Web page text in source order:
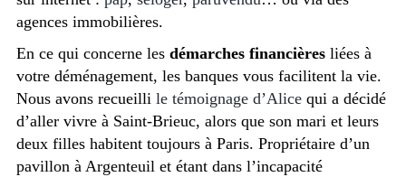
agences immobilières.
En ce qui concerne les démarches financièresliées à
votre déménagement, les banques vous facilitent la vie.
Nous avons recueilli le témoignage d’Alicequi a décidé
d’aller vivre à Saint-Brieuc, alors que son mari et leurs
deux filles habitent toujours à Paris. Propriétaire d’un
pavillon à Argenteuil et étant dans l’incapacité